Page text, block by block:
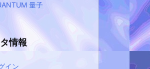
量子
情報
イン